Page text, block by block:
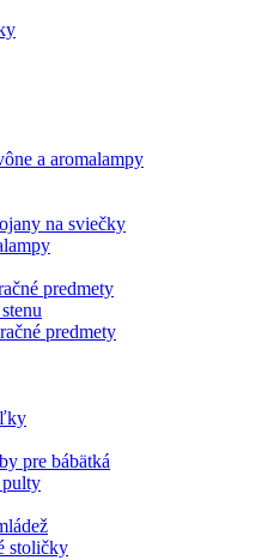
a aromalampy
na sviečky
predmety
predmety
pre bábätká
stoličky